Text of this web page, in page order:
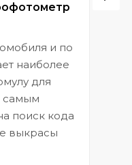
и по
наиболее
для
самым
поиск кода
выкрасы